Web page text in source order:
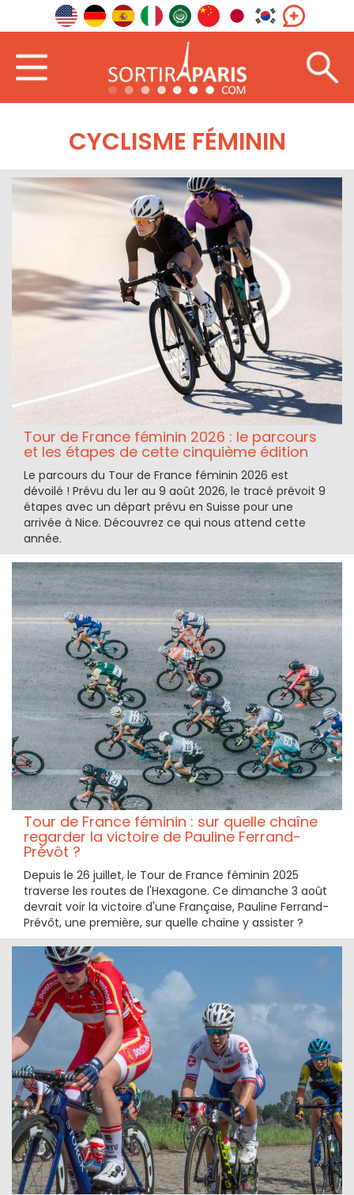
CYCLISME FÉMININ
Tour de France féminin 2026 : le parcours
et les étapes de cette cinquième édition
Le parcours du Tour de France féminin 2026 est
dévoilé ! Prévu du 1er au 9 août 2026, le tracé prévoit 9
étapes avec un départ prévu en Suisse pour une
arrivée à Nice. Découvrez ce qui nous attend cette
année.
Tour de France féminin : sur quelle chaîne
regarder la victoire de Pauline Ferrand-
Prévôt ?
Depuis le 26 juillet, le Tour de France féminin 2025
traverse les routes de l'Hexagone. Ce dimanche 3 août
devrait voir la victoire d'une Française, Pauline Ferrand-
Prévôt, une première, sur quelle chaine y assister ?